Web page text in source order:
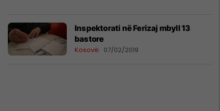
Inspektorati në Ferizaj mbyll 13
bastore
Kosovë 07/02/2019